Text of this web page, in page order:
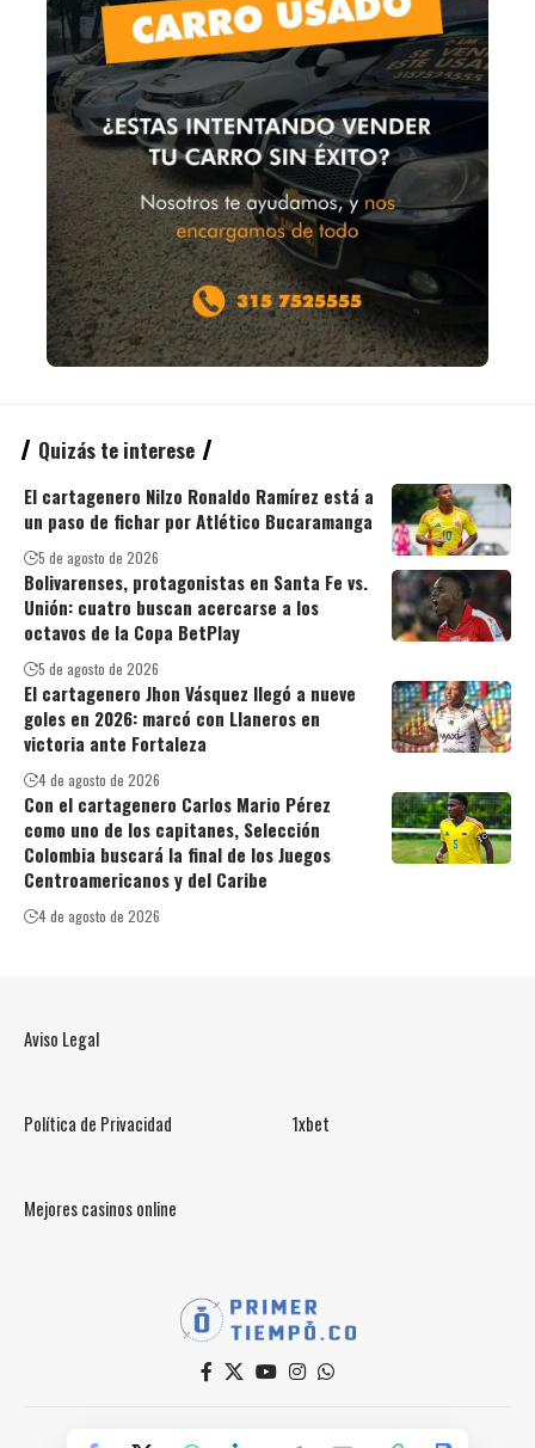
Quizás te interese
El cartagenero Nilzo Ronaldo Ramírez está a
un paso de fichar por Atlético Bucaramanga
5 de agosto de 2026
Bolivarenses, protagonistas en Santa Fe vs.
Unión: cuatro buscan acercarse a los
octavos de la Copa BetPlay
5 de agosto de 2026
El cartagenero Jhon Vásquez llegó a nueve
goles en 2026: marcó con Llaneros en
victoria ante Fortaleza
4 de agosto de 2026
Con el cartagenero Carlos Mario Pérez
como uno de los capitanes, Selección
Colombia buscará la final de los Juegos
Centroamericanos y del Caribe
4 de agosto de 2026
Aviso Legal
Política de Privacidad 1xbet
Mejores casinos online